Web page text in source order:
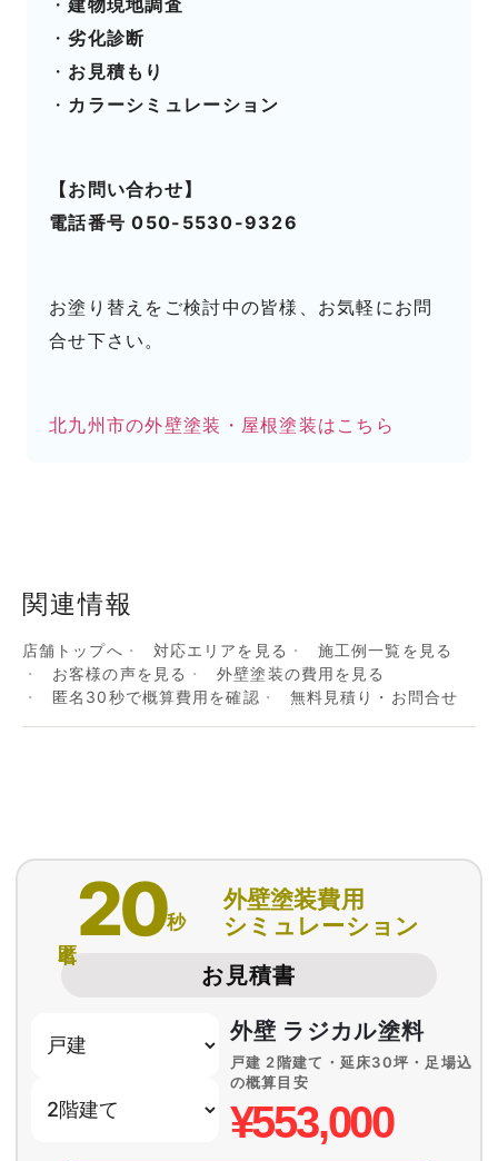
・劣化診断
・ お見積もり
・ カラーシミュレーション
【お問い合わせ】
電話番号 050-5530-9326
お塗り替えをご検討中の皆様、お気軽にお問
合せ下さい。
北九州市の外壁塗装・屋根塗装はこちら
関連情報
店舗トップへ 対応エリアを見る
施工例一覧を見る
お客様の声を見る
外壁塗装の費用を見る
匿名30秒で概算費用を確認
無料見積り・お問合せ
20秒
外壁塗装費用
シミュレーション
お見積書
外壁 ラジカル塗料
戸建 2階建て・延床30坪・足場込
の概算目安
¥553,000